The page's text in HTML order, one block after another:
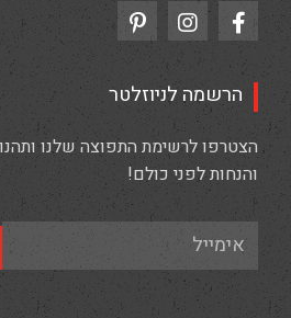
הרשמה לניוזלטר
הצטרפו לרשימת התפוצה שלנו
והנחות לפני כולם!